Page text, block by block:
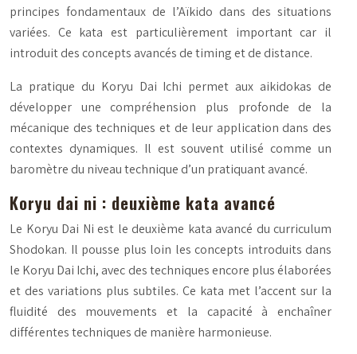
principes fondamentaux de l’Aïkido dans des situations
variées. Ce kata est particulièrement important car il
introduit des concepts avancés de timing et de distance.
La pratique du Koryu Dai Ichi permet aux aikidokas de
développer une compréhension plus profonde de la
mécanique des techniques et de leur application dans des
contextes dynamiques. Il est souvent utilisé comme un
baromètre du niveau technique d’un pratiquant avancé.
Koryu dai ni : deuxième kata avancé
Le Koryu Dai Ni est le deuxième kata avancé du curriculum
Shodokan. Il pousse plus loin les concepts introduits dans
le Koryu Dai Ichi, avec des techniques encore plus élaborées
et des variations plus subtiles. Ce kata met l’accent sur la
fluidité des mouvements et la capacité à enchaîner
différentes techniques de manière harmonieuse.